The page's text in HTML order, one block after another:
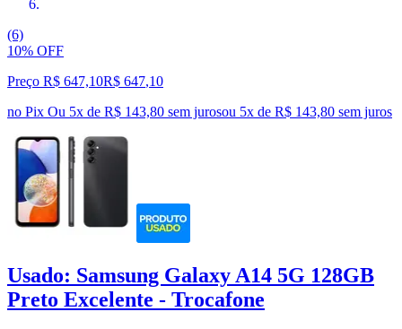
(6)
10% OFF
Preço R$ 647,10R$ 647,10
no Pix Ou 5x de R$ 143,80 sem jurosou 5x de R$ 143,80 sem juros
Usado: Samsung Galaxy A14 5G 128GB
Preto Excelente - Trocafone